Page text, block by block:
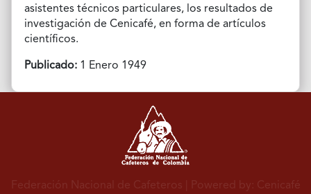
asistentes técnicos particulares, los resultados de
investigación de Cenicafé, en forma de artículos
científicos.
Publicado:1 Enero 1949
Federación Nacional de Cafeteros | Powered by: Cenicafé